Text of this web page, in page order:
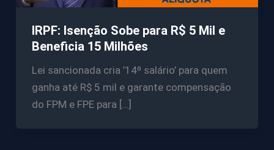
IRPF: Isenção Sobe para R$ 5 Mil e
Beneficia 15 Milhões
Lei sancionada cria ’14º salário’ para quem
ganha até R$ 5 mil e garante compensação
do FPM e FPE para […]